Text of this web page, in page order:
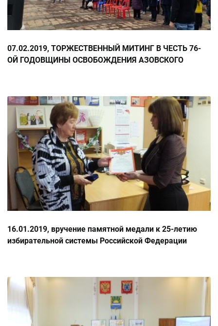
07.02.2019, ТОРЖЕСТВЕННЫЙ МИТИНГ В ЧЕСТЬ 76-
ОЙ ГОДОВЩИНЫ ОСВОБОЖДЕНИЯ АЗОВСКОГО
16.01.2019, вручение памятной медали к 25-летию
избирательной системы Российской Федерации